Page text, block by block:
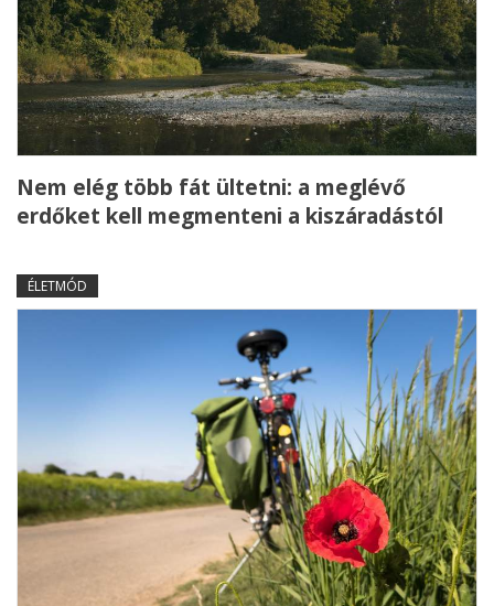
Nem elég több fát ültetni: a meglévő
erdőket kell megmenteni a kiszáradástól
ÉLETMÓD